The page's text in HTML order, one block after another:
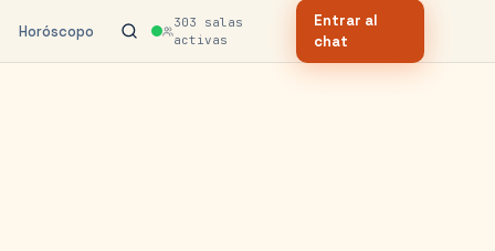
Horóscopo 303 salas
activas
Entrar al
chat